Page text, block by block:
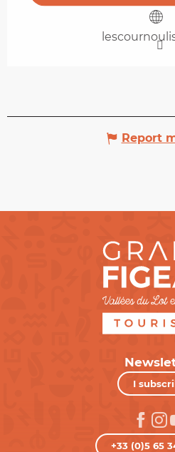
Report
I
+33 (0)5 65